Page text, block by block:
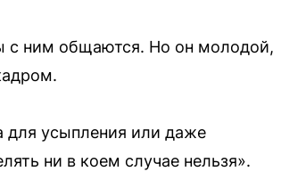
с ним общаются. Но он молодой,
для усыпления или даже
ни в коем случае нельзя».